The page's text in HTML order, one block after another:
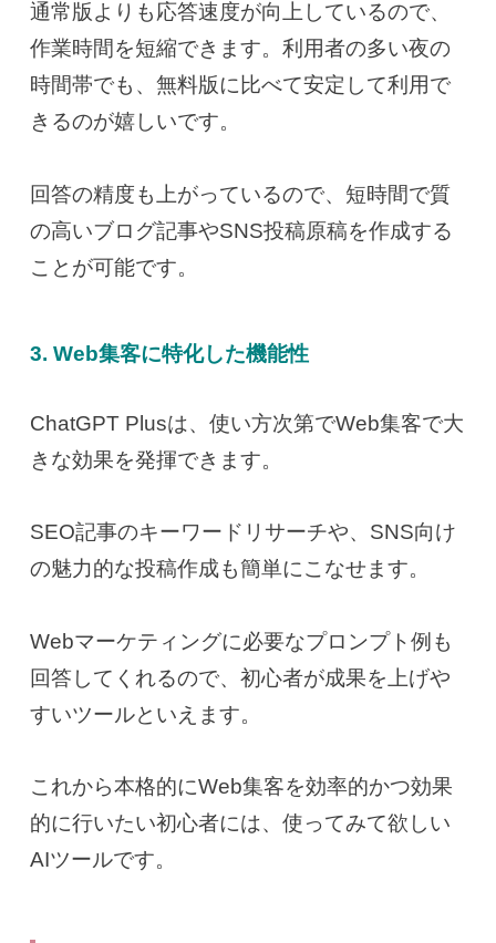
通常版よりも応答速度が向上しているので、
作業時間を短縮できます。利用者の多い夜の
時間帯でも、無料版に比べて安定して利用で
きるのが嬉しいです。
回答の精度も上がっているので、短時間で質
の高いブログ記事やSNS投稿原稿を作成する
ことが可能です。
3. Web集客に特化した機能性
ChatGPT Plusは、使い方次第でWeb集客で大
きな効果を発揮できます。
SEO記事のキーワードリサーチや、SNS向け
の魅力的な投稿作成も簡単にこなせます。
Webマーケティングに必要なプロンプト例も
回答してくれるので、初心者が成果を上げや
すいツールといえます。
これから本格的にWeb集客を効率的かつ効果
的に行いたい初心者には、使ってみて欲しい
AIツールです。